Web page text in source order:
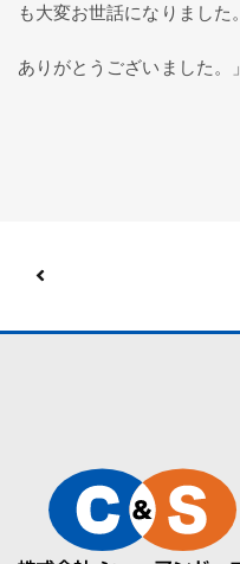
も大変お世話になりました。
ありがとうございました。」